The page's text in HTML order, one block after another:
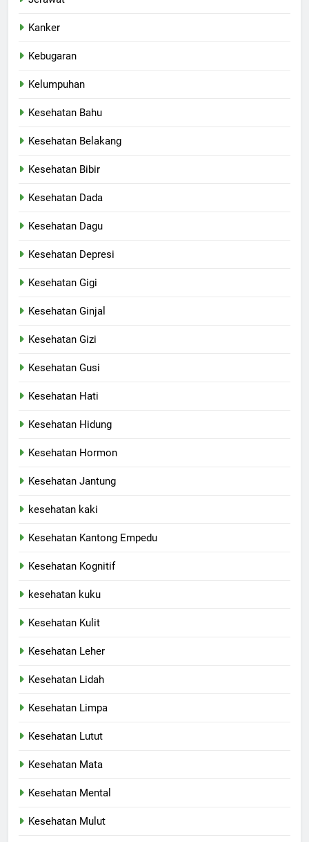
Kanker
Kebugaran
Kelumpuhan
Kesehatan Bahu
Kesehatan Belakang
Kesehatan Bibir
Kesehatan Dada
Kesehatan Dagu
Kesehatan Depresi
Kesehatan Gigi
Kesehatan Ginjal
Kesehatan Gizi
Kesehatan Gusi
Kesehatan Hati
Kesehatan Hidung
Kesehatan Hormon
Kesehatan Jantung
kesehatan kaki
Kesehatan Kantong Empedu
Kesehatan Kognitif
kesehatan kuku
Kesehatan Kulit
Kesehatan Leher
Kesehatan Lidah
Kesehatan Limpa
Kesehatan Lutut
Kesehatan Mata
Kesehatan Mental
Kesehatan Mulut